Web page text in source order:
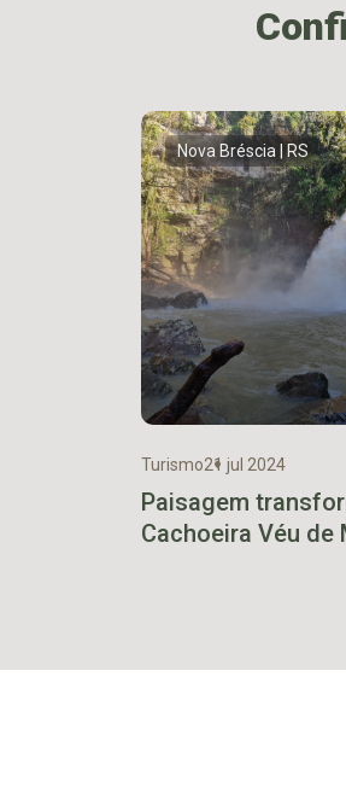
Nova Bréscia | RS
Turismo21 jul 2024
Paisagem
Cachoeira Véu de